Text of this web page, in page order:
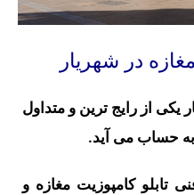
در شهریار
یکی از رایج ترین و متداول
به حساب می آید.
کامپوزیت مغازه و